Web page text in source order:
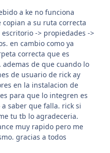
a ke no funciona
a su ruta correcta
-> propiedades ->
en cambio como ya
correcta que es
de que cuando lo
de usuario de rick ay
en la instalacion de
para que lo integren es
saber que falla. rick si
tu tb lo agradeceria.
muy rapido pero me
gracias a todos